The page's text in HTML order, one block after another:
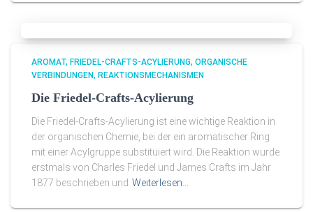
AROMAT FRIEDEL-CRAFTS-ACYLIERUNG ORGANISCHE
VERBINDUNGEN
REAKTIONSMECHANISMEN
Die Friedel-Crafts-Acylierung
Die Friedel-Crafts-Acylierung ist eine wichtige Reaktion in
der organischen Chemie, bei der ein aromatischer Ring
mit einer Acylgruppe substituiert wird. Die Reaktion wurde
erstmals von Charles Friedel und James Crafts im Jahr
1877 beschrieben und Weiterlesen…